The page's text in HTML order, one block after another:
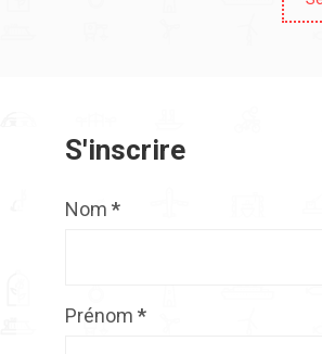
S'inscrire
Nom *
Prénom *